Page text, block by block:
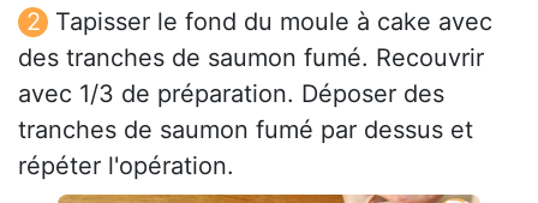
Tapisser le fond du moule à cake avec
des tranches de saumon fumé. Recouvrir
avec 1/3 de préparation. Déposer des
tranches de saumon fumé par dessus et
répéter l'opération.